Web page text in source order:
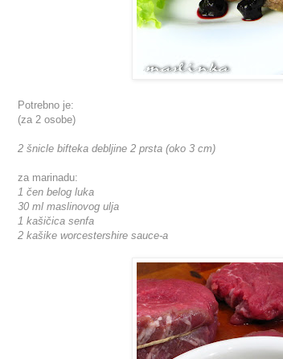
Potrebno je:
(za 2 osobe)
2 šnicle bifteka debljine 2 prsta (oko 3 cm)
za marinadu:
1 čen belog luka
30 ml maslinovog ulja
1 kašičica senfa
2 kašike worcestershire sauce-a